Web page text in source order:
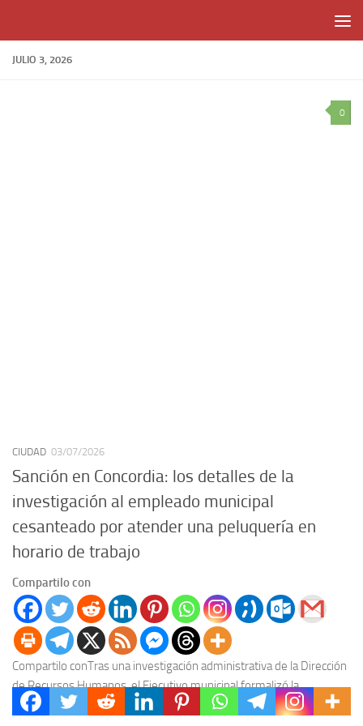
JULIO 3, 2026
0
CIUDAD 03/07/2026
Sanción en Concordia: los detalles de la
investigación al empleado municipal
cesanteado por atender una peluquería en
horario de trabajo
Compartilo con
Compartilo conTras una investigación administrativa de la Dirección
de Recursos Humanos, el Ejecutivo municipal formalizó la
desvinculación de un agente de Higiene Urbana. El caso...